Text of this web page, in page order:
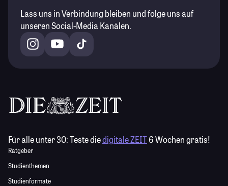
Lass uns in Verbindung bleiben und folge uns auf
unseren Social-Media Kanälen.
Für alle unter 30:Teste diedigitale ZEIT6 Wochen gratis!
Ratgeber
Studienthemen
Studienformate